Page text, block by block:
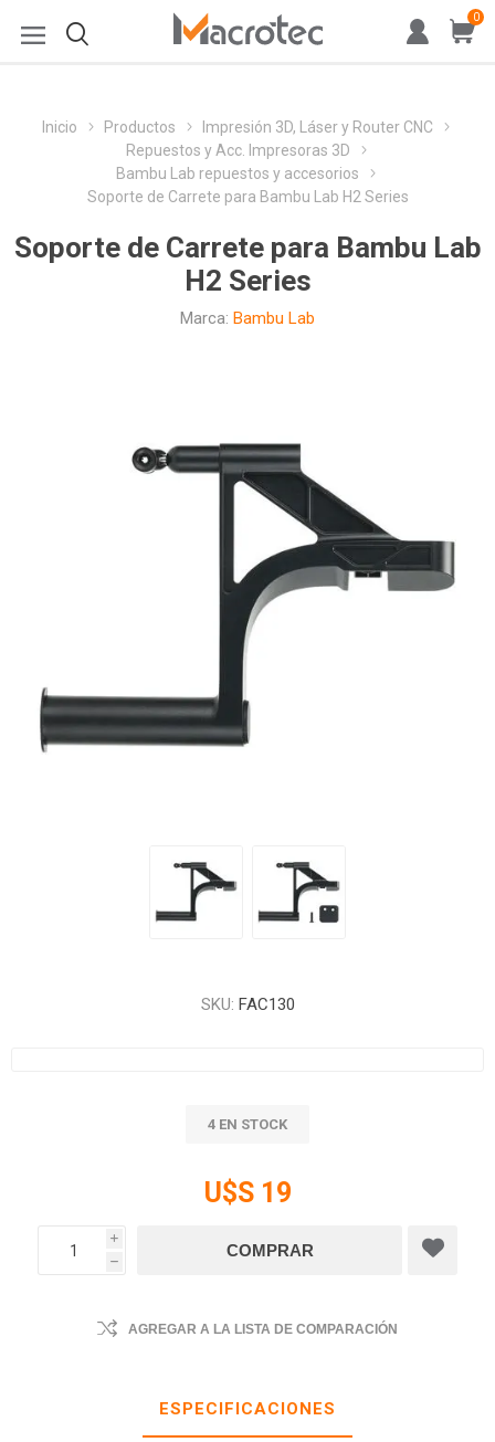
0
Inicio Productos
Impresión 3D, Láser y Router CNC
Repuestos y Acc. Impresoras 3D
Bambu Lab repuestos y accesorios
Soporte de Carrete para Bambu Lab H2 Series
Soporte de Carrete para Bambu Lab
H2 Series
Marca: Bambu Lab
SKU: FAC130
4 EN STOCK
U$S 19
i
h
AGREGAR A LA LISTA DE COMPARACIÓN
ESPECIFICACIONES